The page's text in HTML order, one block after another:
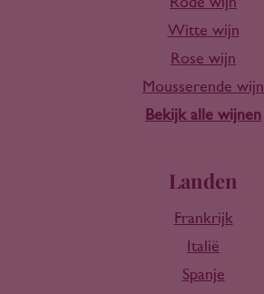
Witte wijn
Rose wijn
Mousserende wijn
Bekijk alle wijnen
Landen
Frankrijk
Italië
Spanje